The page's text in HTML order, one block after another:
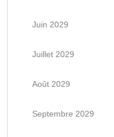
Juin 2029
Juillet 2029
Août 2029
Septembre 2029